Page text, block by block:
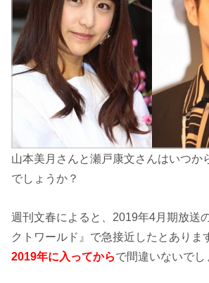
山本美月さんと瀬戸康文さんはいつか
でしょうか？
週刊文春によると、2019年4月期放送
クトワールド』で急接近したとありま
2019年に入ってからで間違いないでし